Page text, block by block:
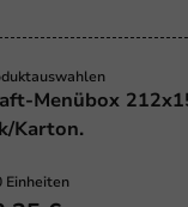
Menübox
Karton.
Einheiten